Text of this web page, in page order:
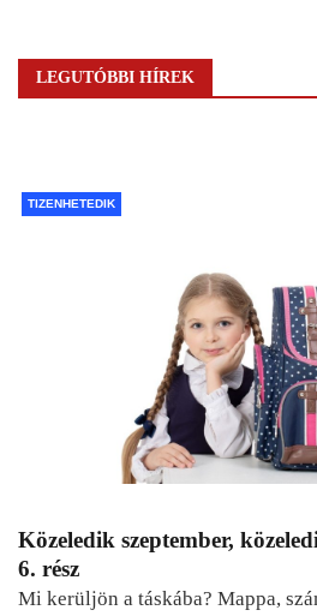
LEGUTÓBBI HÍREK
TIZENHETEDIK
Közeledik szeptember,
6. rész
Mi kerüljön a táskába? Mappa,